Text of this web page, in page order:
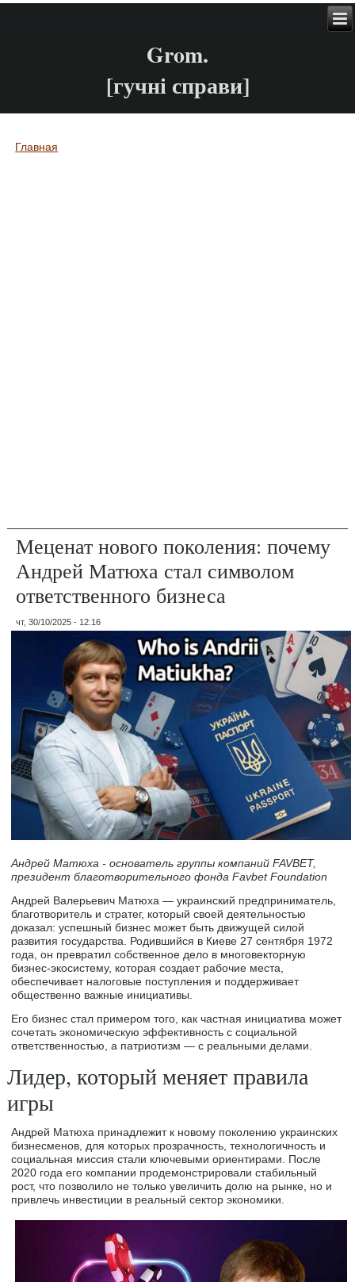
Grom.
[гучні справи]
Вы здесь
Главная
Меценат нового поколения: почему
Андрей Матюха стал символом
ответственного бизнеса
чт, 30/10/2025 - 12:16
Андрей Матюха - основатель группы компаний FAVBET,
президент благотворительного фонда Favbet Foundation
Андрей Валерьевич Матюха — украинский предприниматель,
благотворитель и стратег, который своей деятельностью
доказал: успешный бизнес может быть движущей силой
развития государства. Родившийся в Киеве 27 сентября 1972
года, он превратил собственное дело в многовекторную
бизнес-экосистему, которая создает рабочие места,
обеспечивает налоговые поступления и поддерживает
общественно важные инициативы.
Его бизнес стал примером того, как частная инициатива может
сочетать экономическую эффективность с социальной
ответственностью, а патриотизм — с реальными делами.
Лидер, который меняет правила
игры
Андрей Матюха принадлежит к новому поколению украинских
бизнесменов, для которых прозрачность, технологичность и
социальная миссия стали ключевыми ориентирами. После
2020 года его компании продемонстрировали стабильный
рост, что позволило не только увеличить долю на рынке, но и
привлечь инвестиции в реальный сектор экономики.